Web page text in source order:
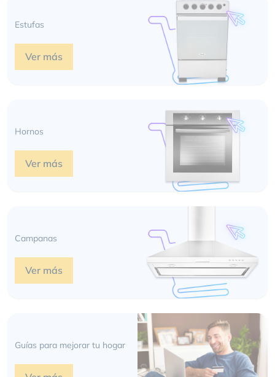
Estufas
Ver más
Hornos
Ver más
Campanas
Ver más
Guías para mejorar tu hogar